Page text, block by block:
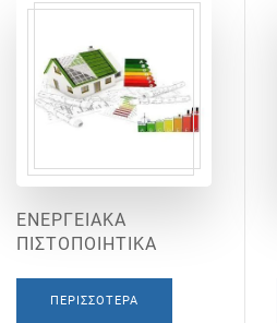
ΕΝΕΡΓΕΙΑΚΑ
ΠΙΣΤΟΠΟΙΗΤΙΚΑ
ΠΕΡΙΣΣΌΤΕΡΑ